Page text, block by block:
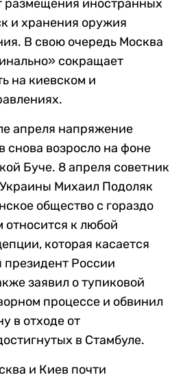
размещения иностранных
и хранения оружия
В свою очередь Москва
сокращает
на киевском и
апреля напряжение
снова возросло на фоне
Буче. 8 апреля советник
Михаил Подоляк
общество с гораздо
относится к любой
которая касается
президент России
заявил о тупиковой
процессе и обвинил
в отходе от
в Стамбуле.
и Киев почти